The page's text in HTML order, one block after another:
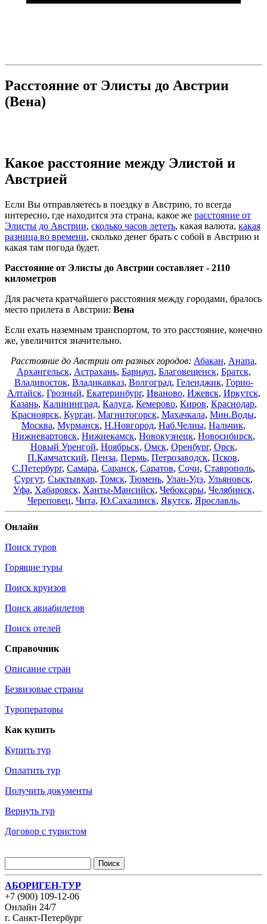
Расстояние от Элисты до Австрии
(Вена)
Какое расстояние между Элистой и
Австрией
Если Вы отправляетесь в поездку в Австрию, то всегда
интересно, где находится эта страна, какое же расстояние от
Элисты до Австрии, сколько часов лететь, какая валюта, какая
разница во времени, сколько денег брать с собой в Австрию и
какая там погода будет.
Расстояние от Элисты до Австрии составляет - 2110
километров
Для расчета кратчайшего расстояния между городами, бралось
место прилета в Австрии: Вена
Если ехать наземным транспортом, то это расстояние, конечно
же, увеличится значительно.
Расстояние до Австрии от разных городов: Абакан, Анапа,
Архангельск, Астрахань, Барнаул, Благовещенск, Братск,
Владивосток, Владикавказ, Волгоград, Геленджик, Горно-
Алтайск, Грозный, Екатеринбург, Иваново, Ижевск, Иркутск,
Казань, Калининград, Калуга, Кемерово, Киров, Краснодар,
Красноярск, Курган, Магнитогорск, Махачкала, Мин.Воды,
Москва, Мурманск, Н.Новгород, Наб.Челны, Нальчик,
Нижневартовск, Нижнекамск, Новокузнецк, Новосибирск,
Новый Уренгой, Ноябрьск, Омск, Оренбург, Орск,
П.Камчатский, Пенза, Пермь, Петрозаводск, Псков,
С.Петербург, Самара, Саранск, Саратов, Сочи, Ставрополь,
Сургут, Сыктывкар, Томск, Тюмень, Улан-Удэ, Ульяновск,
Уфа, Хабаровск, Ханты-Мансийск, Чебоксары, Челябинск,
Череповец, Чита, Ю.Сахалинск, Якутск, Ярославль,
Онлайн
Поиск туров
Горящие туры
Поиск круизов
Поиск авиабилетов
Поиск отелей
Справочник
Описание стран
Безвизовые страны
Туроператоры
Как купить
Купить тур
Оплатить тур
Получить документы
Вернуть тур
Договор с туристом
АБОРИГЕН-ТУР
+7 (900) 109-12-06
Онлайн 24/7
г. Санкт-Петербург